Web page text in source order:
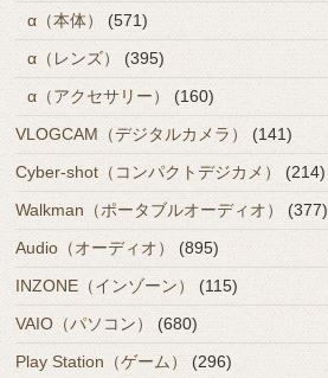
α（本体）
(571)
α（レンズ）
(395)
α（アクセサリー）
(160)
VLOGCAM（デジタルカメラ） (141)
Cyber-shot（コンパクトデジカメ）
(214)
Walkman（ポータブルオーディオ）
(377)
Audio（オーディオ）
(895)
INZONE（インゾーン）
(115)
VAIO（パソコン）
(680)
Play Station（ゲーム） (296)